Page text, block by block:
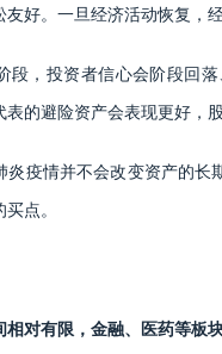
好。一旦经济活动恢复，
段，投资者信心会阶段回
的避险资产会表现更好，
炎疫情并不会改变资产的
点。
相对有限，金融、医药等板